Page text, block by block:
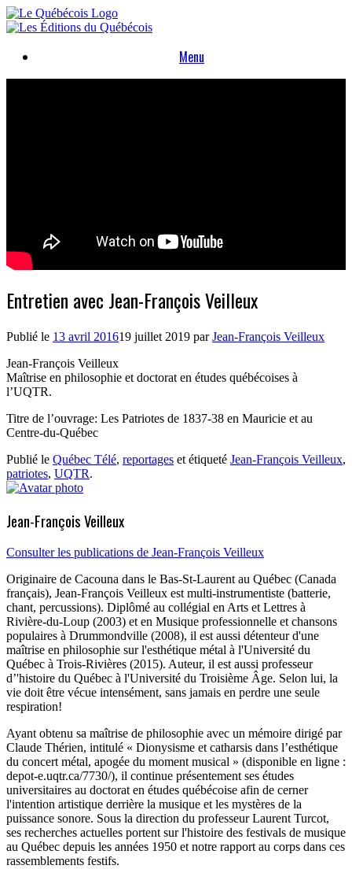
Skip
to
Menu
Entretien avec Jean-François Veilleux
Publié le 13 avril 201619 juillet 2019 parJean-François Veilleux
Jean-François Veilleux
Maîtrise en philosophie et doctorat en études québécoises à
l’UQTR.
Titre de l’ouvrage: Les Patriotes de 1837-38 en Mauricie et au
Centre-du-Québec
Publié le Québec Télé, reportages et étiqueté Jean-François Veilleux,
patriotes, UQTR.
Jean-François Veilleux
Consulter les publications de Jean-François Veilleux
Originaire de Cacouna dans le Bas-St-Laurent au Québec (Canada
français), Jean-François Veilleux est multi-instrumentiste (batterie,
chant, percussions). Diplômé au collégial en Arts et Lettres à
Rivière-du-Loup (2003) et en Musique professionnelle et chansons
populaires à Drummondville (2008), il est aussi détenteur d'une
maîtrise en philosophie sur l'esthétique métal à l'Université du
Québec à Trois-Rivières (2015). Auteur, il est aussi professeur
d’'histoire du Québec à l'Université du Troisième Âge. Selon lui, la
vie doit être vécue intensément, sans jamais en perdre une seule
respiration!
Ayant obtenu sa maîtrise de philosophie avec un mémoire dirigé par
Claude Thérien, intitulé « Dionysisme et catharsis dans l’esthétique
du concert métal, apogée du moment musical » (disponible en ligne :
depot-e.uqtr.ca/7730/), il continue présentement ses études
universitaires au doctorat en études québécoise afin de cerner
l'intention artistique derrière la musique et les mystères de la
puissance sonore. Sous la direction du professeur Laurent Turcot,
ses recherches actuelles portent sur l'histoire des festivals de musique
au Québec depuis les années 1950 et notre rapport au corps dans ces
rassemblements festifs.